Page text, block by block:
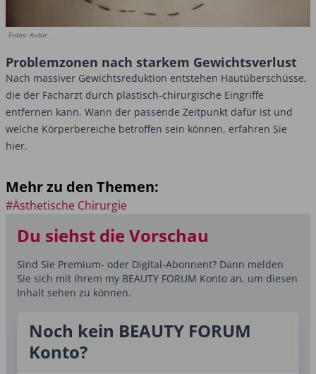
Fotos: Autor
Problemzonen nach starkem Gewichtsverlust
Nach massiver Gewichtsreduktion entstehen Hautüberschüsse,
die der Facharzt durch ­plastisch-chirurgische Eingriffe
entfernen kann. Wann der passende Zeitpunkt dafür ist und
welche Körperbereiche betroffen sein können, erfahren Sie
hier.
Mehr zu den Themen:
#Ästhetische Chirurgie
Du siehst die Vorschau
Sind Sie Premium- oder Digital-Abonnent? Dann melden
Sie sich mit Ihrem my BEAUTY FORUM Konto an, um diesen
Inhalt sehen zu können.
Noch kein BEAUTY FORUM
Konto?